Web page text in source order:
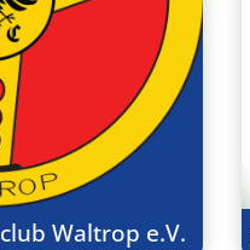
Waltrop e.V.